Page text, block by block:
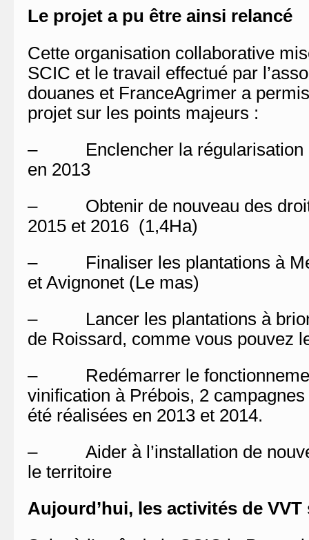
Le projet a pu être ainsi relancé
Cette organisation collaborative
SCIC et le travail effectué par
douanes et FranceAgrimer a
projet sur les points majeurs :
– Enclencher la régularisation
en 2013
– Obtenir de nouveau des
2015 et 2016 (1,4Ha)
– Finaliser les plantations à
et Avignonet (Le mas)
– Lancer les plantations à brion
de Roissard, comme vous pouvez
– Redémarrer le
vinification à Prébois, 2
été réalisées en 2013 et 2014.
– Aider à l’installation de
le territoire
Aujourd’hui, les activités de